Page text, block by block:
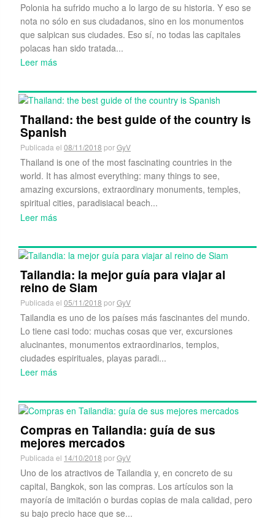
Polonia ha sufrido mucho a lo largo de su historia. Y eso se
nota no sólo en sus ciudadanos, sino en los monumentos
que salpican sus ciudades. Eso sí, no todas las capitales
polacas han sido tratada...
Leer más
Thailand: the best guide of the country is
Spanish
Publicada el 08/11/2018 porGyV
Thailand is one of the most fascinating countries in the
world. It has almost everything: many things to see,
amazing excursions, extraordinary monuments, temples,
spiritual cities, paradisiacal beach...
Leer más
Tailandia: la mejor guía para viajar al
reino de Siam
Publicada el 05/11/2018 porGyV
Tailandia es uno de los países más fascinantes del mundo.
Lo tiene casi todo: muchas cosas que ver, excursiones
alucinantes, monumentos extraordinarios, templos,
ciudades espirituales, playas paradi...
Leer más
Compras en Tailandia: guía de sus
mejores mercados
Publicada el 14/10/2018 porGyV
Uno de los atractivos de Tailandia y, en concreto de su
capital, Bangkok, son las compras. Los artículos son la
mayoría de imitación o burdas copias de mala calidad, pero
su bajo precio hace que se...